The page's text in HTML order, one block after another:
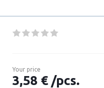
Your price
3,58 € /pcs.